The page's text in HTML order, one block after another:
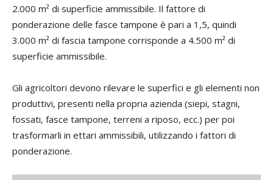
2.000 m² di superficie ammissibile. Il fattore di
ponderazione delle fasce tampone è pari a 1,5, quindi
3.000 m² di fascia tampone corrisponde a 4.500 m² di
superficie ammissibile.
Gli agricoltori devono rilevare le superfici e gli elementi non
produttivi, presenti nella propria azienda (siepi, stagni,
fossati, fasce tampone, terreni a riposo, ecc.) per poi
trasformarli in ettari ammissibili, utilizzando i fattori di
ponderazione.